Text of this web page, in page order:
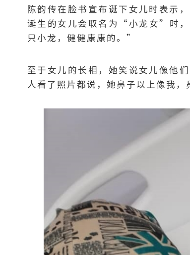
陈韵传在脸书宣布诞下女儿时表示
诞生的女儿会取名为“小龙女”时
只小龙，健健康康的。”
至于女儿的长相，她笑说女儿像他
人看了照片都说，她鼻子以上像我，